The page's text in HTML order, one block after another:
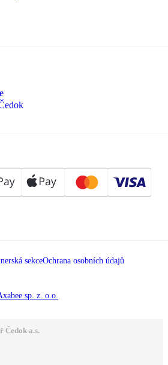
sekceOchrana osobních údajů
sp. z. o.o.
Čedok a.s.